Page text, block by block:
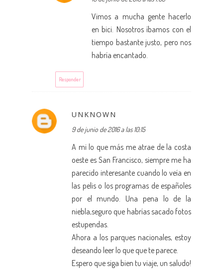
Vimos a mucha gente hacerlo
en bici. Nosotros íbamos con el
tiempo bastante justo, pero nos
habría encantado.
Responder
UNKNOWN
9 de junio de 2016 a las 10:15
A mi lo que más me atrae de la costa
oeste es San Francisco, siempre me ha
parecido interesante cuando lo veía en
las pelis o los programas de españoles
por el mundo. Una pena lo de la
niebla,seguro que habrías sacado fotos
estupendas.
Ahora a los parques nacionales, estoy
deseando leer lo que que te parece.
Espero que siga bien tu viaje, un saludo!